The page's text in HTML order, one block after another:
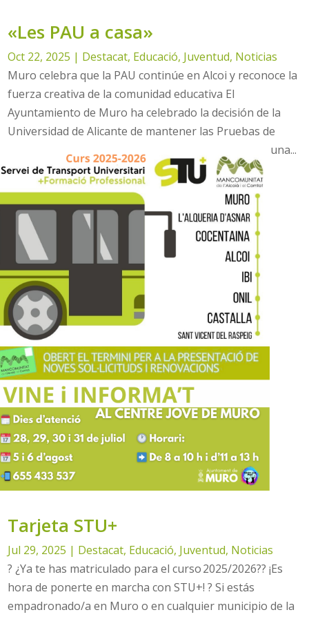
«Les PAU a casa»
Oct 22, 2025 | Destacat, Educació, Juventud, Noticias
Muro celebra que la PAU continúe en Alcoi y reconoce la
fuerza creativa de la comunidad educativa El
Ayuntamiento de Muro ha celebrado la decisión de la
Universidad de Alicante de mantener las Pruebas de
Acceso a la Universidad (PAU) en la ciudad de Alcoi, una...
Tarjeta STU+
Jul 29, 2025 | Destacat, Educació, Juventud, Noticias
? ¿Ya te has matriculado para el curso 2025/2026?? ¡Es
hora de ponerte en marcha con STU+! ? Si estás
empadronado/a en Muro o en cualquier municipio de la